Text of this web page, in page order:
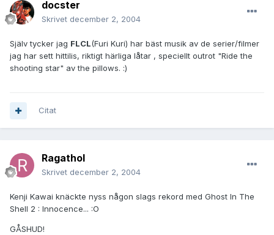
docster
Skrivet december 2, 2004
Själv tycker jag FLCL(Furi Kuri) har bäst musik av de serier/filmer
jag har sett hittilis, riktigt härliga låtar , speciellt outrot "Ride the
shooting star" av the pillows. :)
Citat
Ragathol
Skrivet december 2, 2004
Kenji Kawai knäckte nyss någon slags rekord med Ghost In The
Shell 2 : Innocence... :O
GÅSHUD!